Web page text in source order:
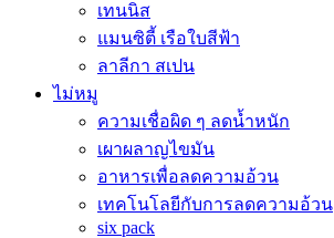
เทนนิส
แมนซิตี้ เรือใบสีฟ้า
ลาลีกา สเปน
ไม่หมู
ความเชื่อผิด ๆ ลดน้ำหนัก
เผาผลาญไขมัน
อาหารเพื่อลดความอ้วน
เทคโนโลยีกับการลดความอ้วน
six pack